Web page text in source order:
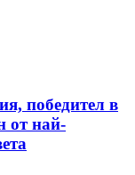
победител в
от най-